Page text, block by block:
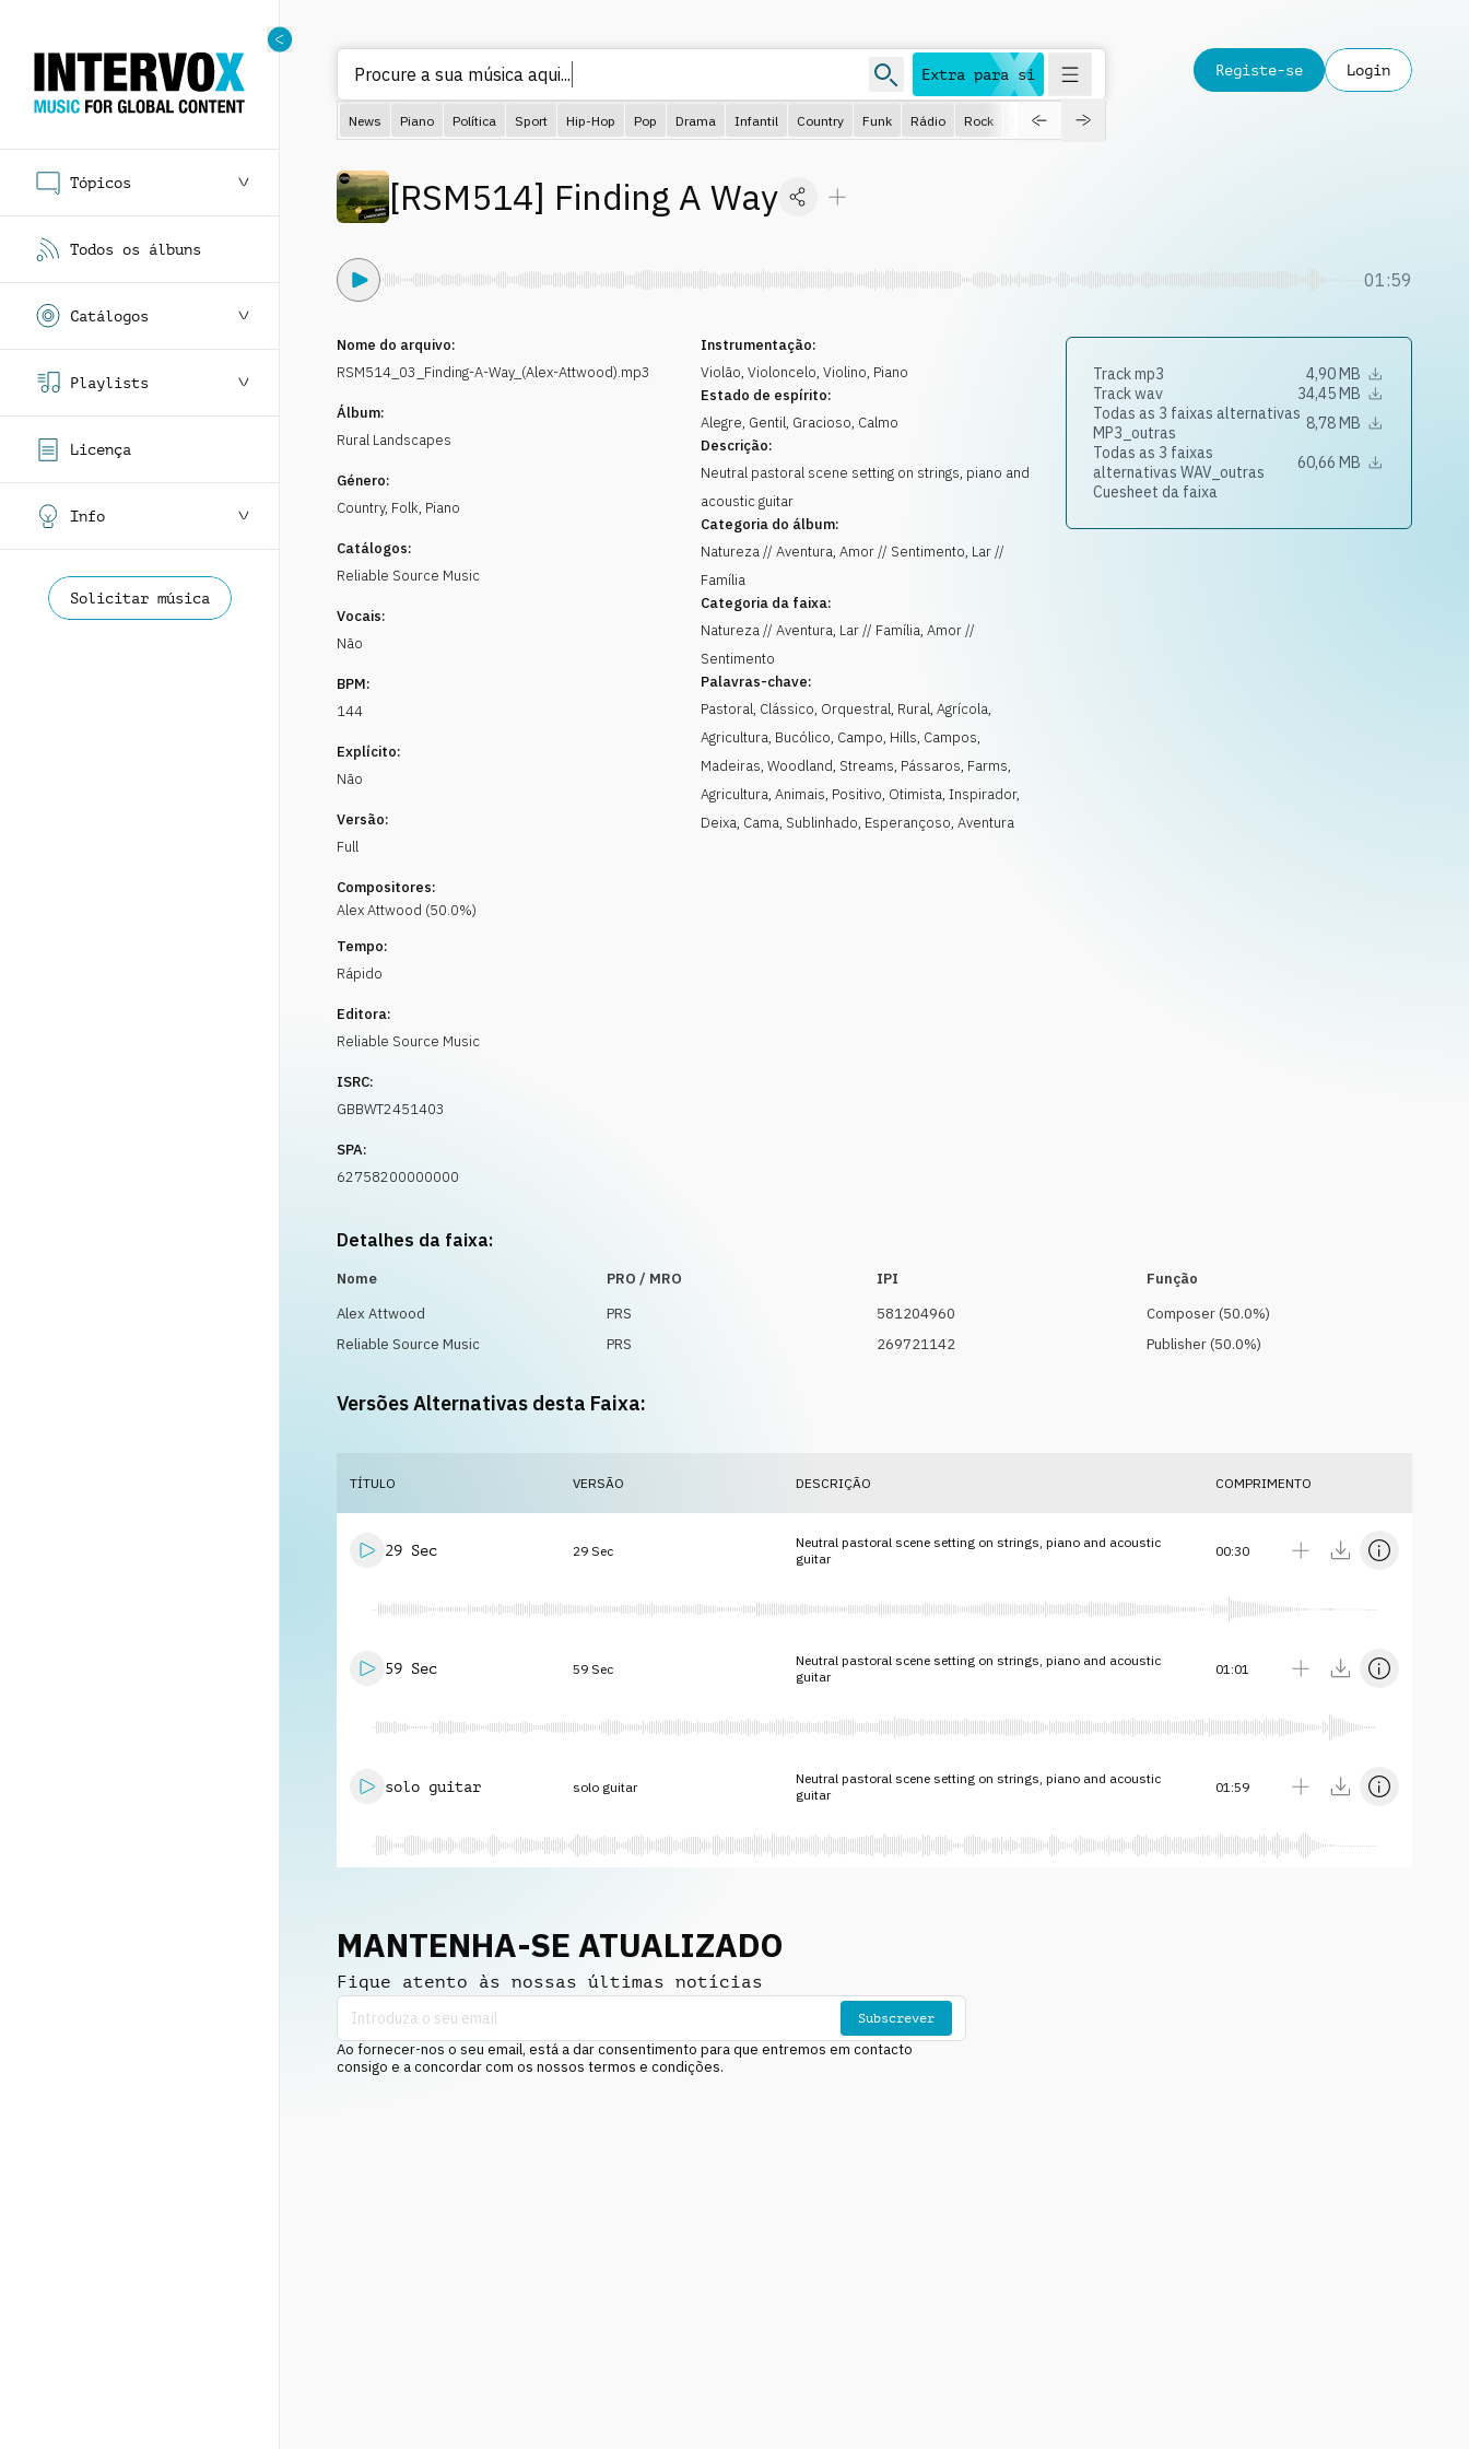
Tópicos
Todos os álbuns
Catálogos
Playlists
Licença
Info
Solicitar música
Extra para si
Procure a sua música aqui...
News Piano Política Sport Hip-Hop Pop Drama Infantil Country Funk Rádio Rock Happy Jazz
Registe-se Login
[RSM514] Finding A Way
01:59
Nome do arquivo:
RSM514_03_Finding-A-Way_(Alex-Attwood).mp3
Álbum:
Rural Landscapes
Género:
Country, Folk, Piano
Catálogos:
Reliable Source Music
Vocais:
Não
BPM:
144
Explícito:
Não
Versão:
Full
Compositores:
AlexAttwood (50.0%)
Tempo:
Rápido
Editora:
Reliable Source Music
ISRC:
GBBWT2451403
SPA:
62758200000000
Instrumentação:
Violão,Violoncelo,Violino, Piano
Estado de espírito:
Alegre, Gentil, Gracioso, Calmo
Descrição:
Neutral pastoral scene setting on strings, piano and
acoustic guitar
Categoria do álbum:
Natureza // Aventura, Amor // Sentimento, Lar //
Família
Categoria da faixa:
Natureza // Aventura, Lar // Família, Amor //
Sentimento
Palavras-chave:
Pastoral, Clássico, Orquestral, Rural,Agrícola,
Agricultura, Bucólico, Campo, Hills, Campos,
Madeiras,Woodland, Streams, Pássaros, Farms,
Agricultura,Animais, Positivo, Otimista,Inspirador,
Deixa, Cama, Sublinhado, Esperançoso,Aventura
Track mp3
4,90 MB
Track wav
34,45 MB
Todas as 3 faixas alternativas
MP3_outras
8,78 MB
Todas as 3 faixas
alternativas WAV_outras
60,66 MB
Cuesheet da faixa
Detalhes da faixa:
Nome PRO / MRO IPI
Função
Alex Attwood
PRS 581204960 Composer(50.0%)
Reliable Source Music
PRS 269721142 Publisher(50.0%)
Versões Alternativas desta Faixa:
TÍTULO VERSÃO DESCRIÇÃO COMPRIMENTO
29 Sec 29 Sec
Neutral pastoral scene setting on strings, piano and acoustic
guitar
00:30
59 Sec 59 Sec
Neutral pastoral scene setting on strings, piano and acoustic
guitar
01:01
solo guitar solo guitar
Neutral pastoral scene setting on strings, piano and acoustic
guitar
01:59
MANTENHA-SE ATUALIZADO
Fique atento às nossas últimas notícias
Subscrever
Ao fornecer-nos o seu email, está a dar consentimento para que entremos em contacto
consigo e a concordar com os nossos termos e condições.